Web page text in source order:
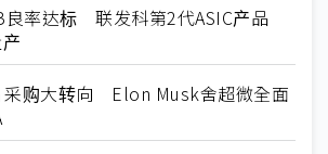
良率达标 联发科第2代ASIC产品
采购大转向 Elon Musk舍超微全面